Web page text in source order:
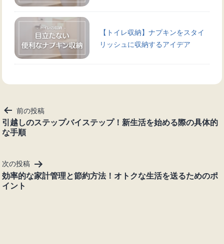
【トイレ収納】ナプキンをスタイ
リッシュに収納するアイデア
投
稿
ナ
ゲ
ー
シ
ョ
前の投稿
引越しのステップバイステップ！新生活を始める際の具体的
な手順
次の投稿
効率的な家計管理と節約方法！オトクな生活を送るためのポ
イント